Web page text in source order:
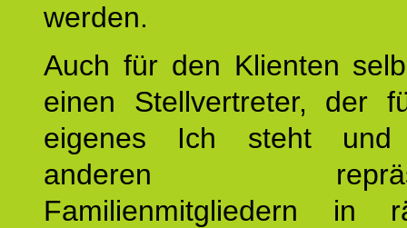
werden.
Auch für den Klienten
einen Stellvertreter, der
eigenes Ich steht
anderen
Familienmitgliedern in